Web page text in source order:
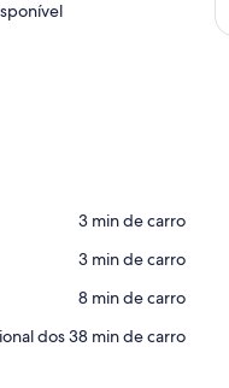
‪3 min de carro‬
‪3 min de carro‬
‪8 min de carro‬
dos‪38 min de carro‬